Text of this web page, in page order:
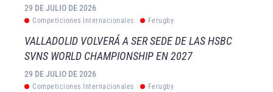
29 DE JULIO DE 2026
Competiciones Internacionales Ferugby
VALLADOLID VOLVERÁ A SER SEDE DE LAS HSBC
SVNS WORLD CHAMPIONSHIP EN 2027
29 DE JULIO DE 2026
Competiciones Internacionales Ferugby